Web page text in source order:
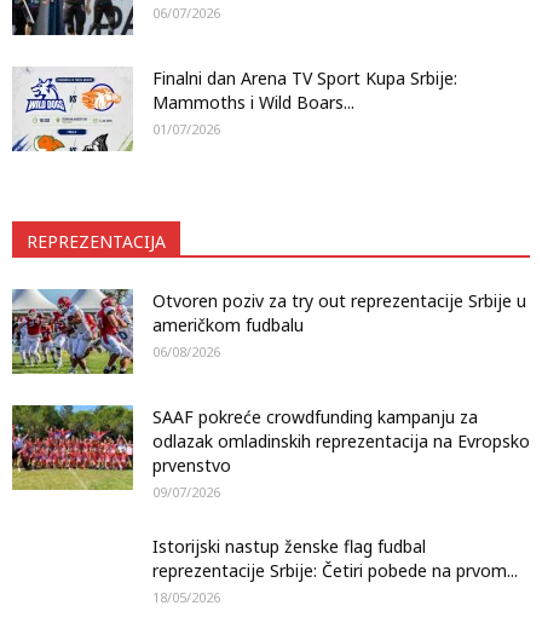
06/07/2026
Finalni dan Arena TV Sport Kupa Srbije:
Mammoths i Wild Boars...
01/07/2026
REPREZENTACIJA
Otvoren poziv za try out reprezentacije Srbije u
američkom fudbalu
06/08/2026
SAAF pokreće crowdfunding kampanju za
odlazak omladinskih reprezentacija na Evropsko
prvenstvo
09/07/2026
Istorijski nastup ženske flag fudbal
reprezentacije Srbije: Četiri pobede na prvom...
18/05/2026